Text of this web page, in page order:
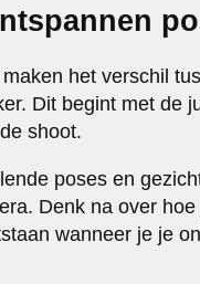
het verschil
Dit begint met de
shoot.
poses en
Denk na over
wanneer je je